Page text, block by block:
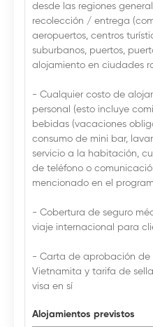
desde las regiones
recolección / entrega
aeropuertos, centros
suburbanos, puertos,
alojamiento en ciudades
- Cualquier costo de
personal (esto incluye
bebidas (vacaciones
consumo de mini bar,
servicio a la habitación,
de teléfono o
mencionado en el
- Cobertura de seguro
viaje internacional para
- Carta de aprobación de
Vietnamita y tarifa de
visa en sí
Alojamientos previstos